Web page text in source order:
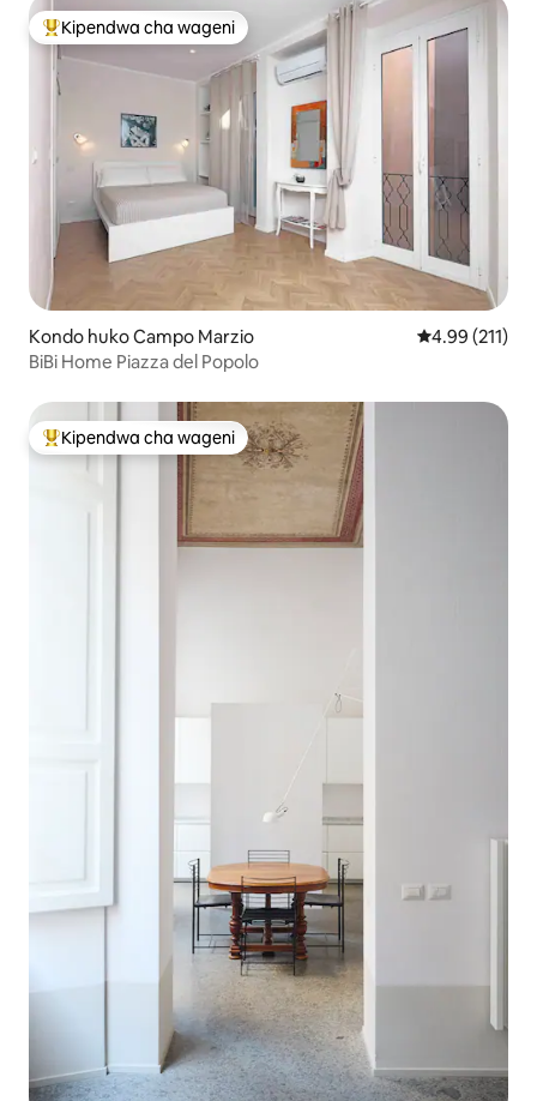
Kipendwa maarufu cha wageni
Kipendwa cha wageni
Kondo huko Campo Marzio Ukadiriaji wa
4.99 (211)
BiBi Home Piazza del Popolo
Kipendwa maarufu cha wageni
Kipendwa cha wageni